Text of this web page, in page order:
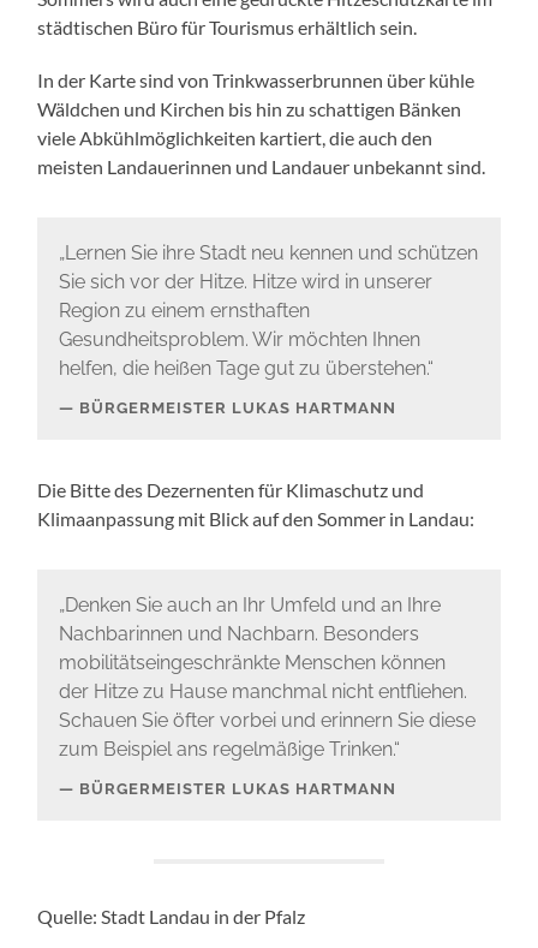
städtischen Büro für Tourismus erhältlich sein.
In der Karte sind von Trinkwasserbrunnen über kühle
Wäldchen und Kirchen bis hin zu schattigen Bänken
viele Abkühlmöglichkeiten kartiert, die auch den
meisten Landauerinnen und Landauer unbekannt sind.
„Lernen Sie ihre Stadt neu kennen und schützen
Sie sich vor der Hitze. Hitze wird in unserer
Region zu einem ernsthaften
Gesundheitsproblem. Wir möchten Ihnen
helfen, die heißen Tage gut zu überstehen.“
BÜRGERMEISTER LUKAS HARTMANN
Die Bitte des Dezernenten für Klimaschutz und
Klimaanpassung mit Blick auf den Sommer in Landau:
„Denken Sie auch an Ihr Umfeld und an Ihre
Nachbarinnen und Nachbarn. Besonders
mobilitätseingeschränkte Menschen können
der Hitze zu Hause manchmal nicht entfliehen.
Schauen Sie öfter vorbei und erinnern Sie diese
zum Beispiel ans regelmäßige Trinken.“
BÜRGERMEISTER LUKAS HARTMANN
Quelle: Stadt Landau in der Pfalz